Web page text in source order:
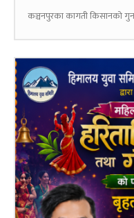
कञ्चनपुरका कागती किसानको